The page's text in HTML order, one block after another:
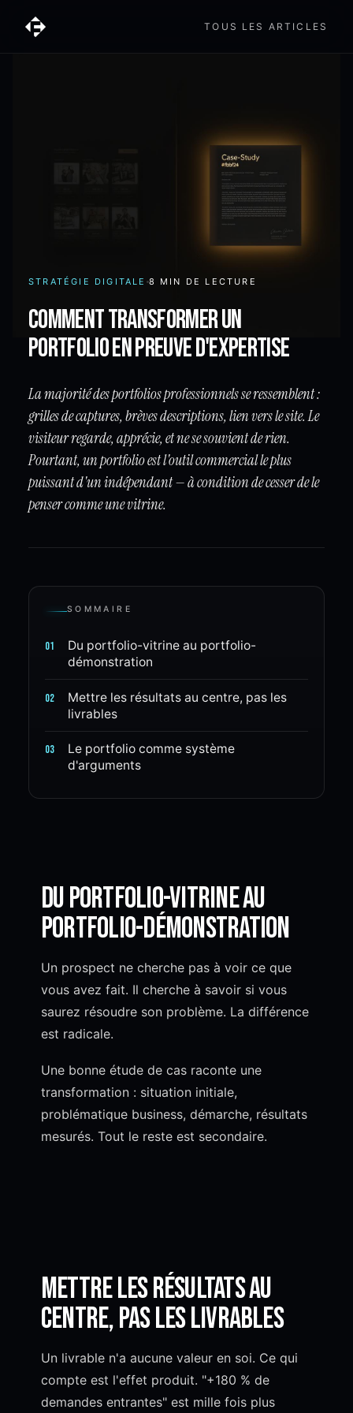
TOUS LES ARTICLES
STRATÉGIE DIGITALE 8 MIN DE LECTURE
Comment transformer un
portfolio en preuve d'expertise
La majorité des portfolios professionnels se ressemblent :
grilles de captures, brèves descriptions, lien vers le site. Le
visiteur regarde, apprécie, et ne se souvient de rien.
Pourtant, un portfolio est l'outil commercial le plus
puissant d'un indépendant — à condition de cesser de le
penser comme une vitrine.
SOMMAIRE
01
Du portfolio-vitrine au portfolio-
démonstration
02
Mettre les résultats au centre, pas les
livrables
03
Le portfolio comme système
d'arguments
Du portfolio-vitrine au
portfolio-démonstration
Un prospect ne cherche pas à voir ce que
vous avez fait. Il cherche à savoir si vous
saurez résoudre son problème. La différence
est radicale.
Une bonne étude de cas raconte une
transformation : situation initiale,
problématique business, démarche, résultats
mesurés. Tout le reste est secondaire.
Mettre les résultats au
centre, pas les livrables
Un livrable n'a aucune valeur en soi. Ce qui
compte est l'effet produit. "+180 % de
demandes entrantes" est mille fois plus